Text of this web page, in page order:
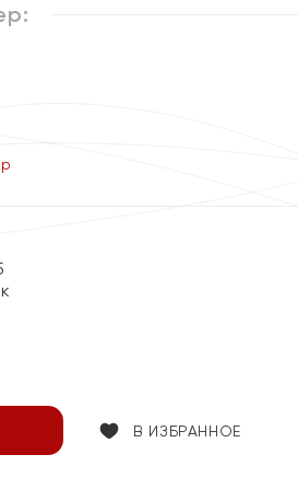
В ИЗБРАННОЕ